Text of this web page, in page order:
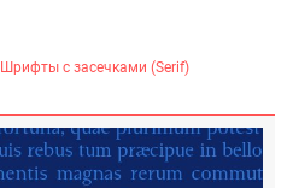
Шрифты с засечками (Serif)